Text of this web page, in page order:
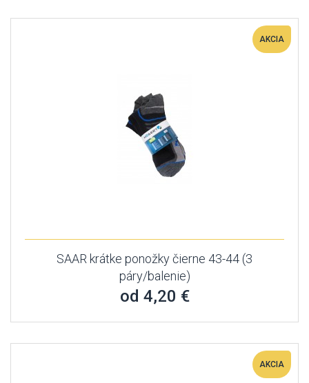
AKCIA
SAAR krátke ponožky čierne 43-44 (3
páry/balenie)
od 4,20 €
AKCIA